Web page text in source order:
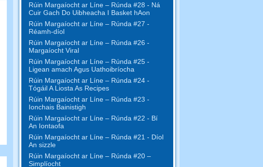
Rúin Margaíocht ar Líne – Rúnda #28 - Ná
Cuir Gach Do Uibheacha I Basket hAon
Rúin Margaíocht ar Líne – Rúnda #27 -
Réamh-díol
Rúin Margaíocht ar Líne – Rúnda #26 -
Margaíocht Viral
Rúin Margaíocht ar Líne – Rúnda #25 -
Ligean amach Agus Uathoibríocha
Rúin Margaíocht ar Líne – Rúnda #24 -
Tógáil A Liosta As Recipes
Rúin Margaíocht ar Líne – Rúnda #23 -
Ionchais Bainistigh
Rúin Margaíocht ar Líne – Rúnda #22 - Bí
An Iontaofa
Rúin Margaíocht ar Líne – Rúnda #21 - Díol
An sizzle
Rúin Margaíocht ar Líne – Rúnda #20 –
Simplíocht